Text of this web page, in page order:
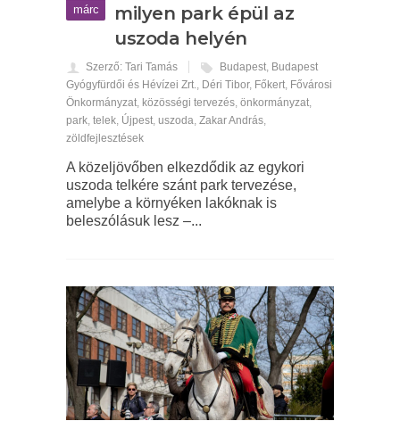
márc
milyen park épül az
uszoda helyén
Szerző: Tari Tamás Budapest, Budapest
Gyógyfürdői és Hévízei Zrt., Déri Tibor, Főkert, Fővárosi
Önkormányzat, közösségi tervezés, önkormányzat,
park, telek, Újpest, uszoda, Zakar András,
zöldfejlesztések
A közeljövőben elkezdődik az egykori
uszoda telkére szánt park tervezése,
amelybe a környéken lakóknak is
beleszólásuk lesz –...